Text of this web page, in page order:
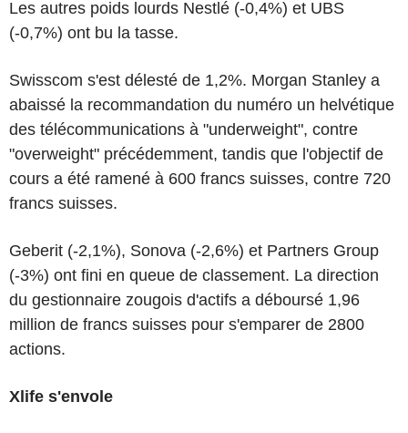
Les autres poids lourds Nestlé (-0,4%) et UBS
(-0,7%) ont bu la tasse.
Swisscom s'est délesté de 1,2%. Morgan Stanley a
abaissé la recommandation du numéro un helvétique
des télécommunications à "underweight", contre
"overweight" précédemment, tandis que l'objectif de
cours a été ramené à 600 francs suisses, contre 720
francs suisses.
Geberit (-2,1%), Sonova (-2,6%) et Partners Group
(-3%) ont fini en queue de classement. La direction
du gestionnaire zougois d'actifs a déboursé 1,96
million de francs suisses pour s'emparer de 2800
actions.
Xlife s'envole